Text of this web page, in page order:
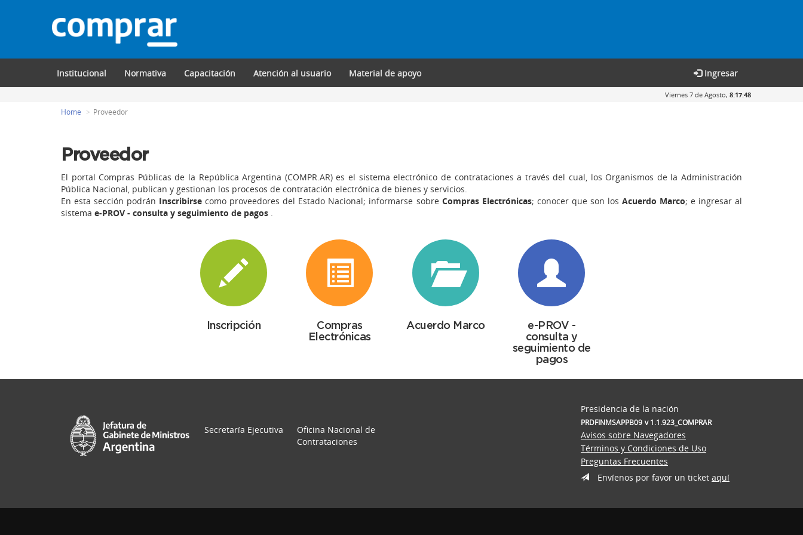
Institucional Normativa Capacitación Atención al usuario Material de apoyo Ingresar
Viernes 7 de Agosto, 8:17:48
Home Proveedor
Proveedor
El portal Compras Públicas de la República Argentina (COMPR.AR) es el sistema electrónico de contrataciones a través del cual, los Organismos de la Administración
Pública Nacional, publican y gestionan los procesos de contratación electrónica de bienes y servicios.
En esta sección podrán Inscribirse como proveedores del Estado Nacional; informarse sobre Compras Electrónicas; conocer que son los Acuerdo Marco; e ingresar al
sistema e-PROV - consulta y seguimiento de pagos .
Inscripción
Compras
Electrónicas
Acuerdo Marco
e-PROV -
consulta y
seguimiento de
pagos
Secretaría Ejecutiva
Oficina Nacional de
Contrataciones
Presidencia de la nación
PRDFINMSAPPB09 v 1.1.923_COMPRAR
Avisos sobre Navegadores
Términos y Condiciones de Uso
Preguntas Frecuentes
Envíenos por favor un ticket aquí